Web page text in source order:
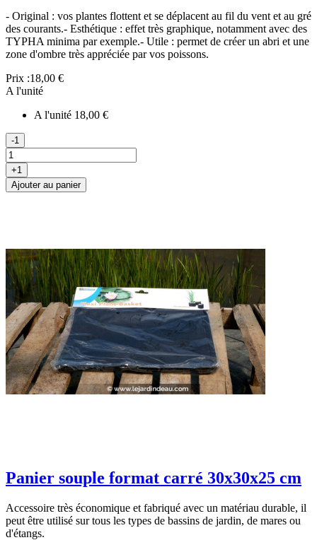
- Original : vos plantes flottent et se déplacent au fil du vent et au gré
des courants.- Esthétique : effet très graphique, notamment avec des
TYPHA minima par exemple.- Utile : permet de créer un abri et une
zone d'ombre très appréciée par vos poissons.
Prix :18,00 €
A l'unité
A l'unité 18,00 €
-1
+1
Ajouter au panier
Panier souple format carré 30x30x25 cm
Accessoire très économique et fabriqué avec un matériau durable, il
peut être utilisé sur tous les types de bassins de jardin, de mares ou
d'étangs.